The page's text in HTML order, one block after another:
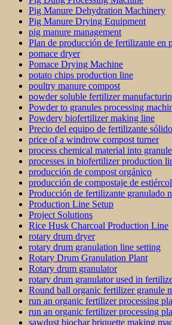
Pig Manure Dehydration Machinery
Pig Manure Drying Equipment
pig manure management
Plan de producción de fertilizante en
pomace dryer
Pomace Drying Machine
potato chips production line
poultry manure compost
powder soluble fertilizer
Powder to granules processing
Powdery biofertilizer making line
Precio del equipo de fertilizante
price of a windrow compost turner
process chemical material into granule
processes in biofertilizer production
producción de compost orgánico
producción de compostaje de
Producción de fertilizante granulado
Production Line Setup
Project Solutions
Rice Husk Charcoal Production Line
rotary drum dryer
rotary drum granulation line setting
Rotary Drum Granulation Plant
Rotary drum granulator
rotary drum granulator used in
Round ball organic fertilizer granule
run an organic fertilizer processing
run an organic fertilizer processing
sawdust biochar briquette making